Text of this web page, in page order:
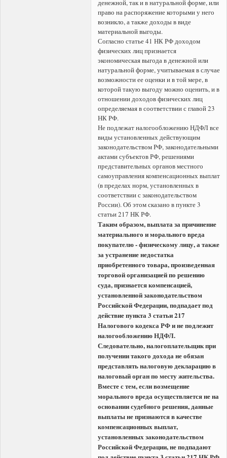
денежной, так и в натуральной форме, или
право на распоряжение которыми у него
возникло, а также доходы в виде
материальной выгоды.
Согласно статье 41 НК РФ доходом
физических лиц признается
экономическая выгода в денежной или
натуральной форме, учитываемая в случае
возможности ее оценки и в той мере, в
которой такую выгоду можно оценить, и в
отношении доходов физических лиц
определяемая в соответствии с главой 23
НК РФ.
Не подлежат налогообложению НДФЛ все
виды установленных действующим
законодательством РФ, законодательными
актами субъектов РФ, решениями
представительных органов местного
самоуправления компенсационных выплат
(в пределах норм, установленных в
соответствии с законодательством
России). Об этом сказано в пункте 3
статьи 217 НК РФ.
Таким образом, выплата за причинение
материального и морального вреда
покупателю - физическому лицу, а также
за устранение недостатка
приобретенного товара, произведенная
торговой организацией по решению
суда, признается компенсацией,
установленной законодательством
Российской Федерации, подпадает под
действие пункта 3 статьи 217
Налогового кодекса РФ и не подлежит
налогообложению НДФЛ.
Следовательно, налогоплательщик при
получении такого дохода не обязан
представлять налоговую декларацию в
налоговый орган по месту жительства.
Вместе с тем, если возмещение
морального вреда осуществляется не на
основании судебного решения, данные
выплаты не признаются в качестве
компенсационных выплат,
установленных законодательством
Российской Федерации, не подпадают